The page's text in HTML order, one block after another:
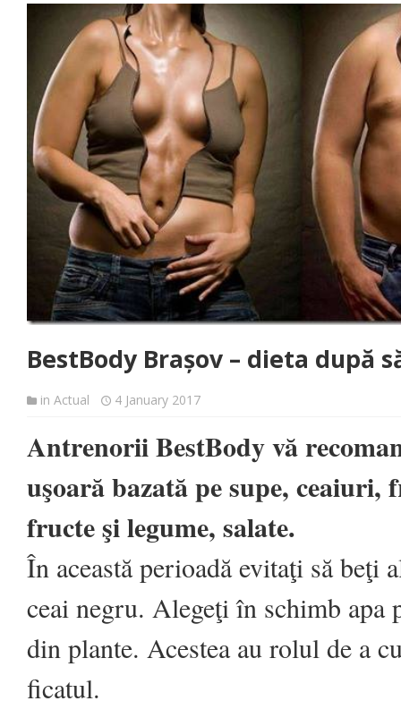
BestBody Brașov – dieta după
in Actual 4 January 2017
Antrenorii BestBody vă
uşoară bazată pe supe, ceaiuri,
fructe şi legume, salate.
În această perioadă evitaţi să beţi
ceai negru. Alegeţi în schimb apa
din plante. Acestea au rolul de a
ficatul.